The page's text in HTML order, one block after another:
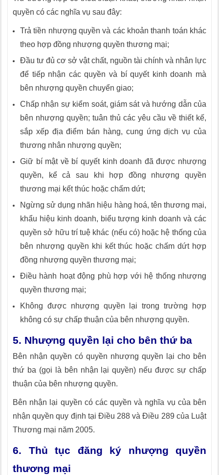
quyền có các nghĩa vụ sau đây:
Trả tiền nhượng quyền và các khoản thanh toán khác
theo hợp đồng nhượng quyền thương mại;
Đầu tư đủ cơ sở vật chất, nguồn tài chính và nhân lực
để tiếp nhận các quyền và bí quyết kinh doanh mà
bên nhượng quyền chuyển giao;
Chấp nhận sự kiểm soát, giám sát và hướng dẫn của
bên nhượng quyền; tuân thủ các yêu cầu về thiết kế,
sắp xếp địa điểm bán hàng, cung ứng dịch vụ của
thương nhân nhượng quyền;
Giữ bí mật về bí quyết kinh doanh đã được nhượng
quyền, kể cả sau khi hợp đồng nhượng quyền
thương mại kết thúc hoặc chấm dứt;
Ngừng sử dụng nhãn hiệu hàng hoá, tên thương mại,
khẩu hiệu kinh doanh, biểu tượng kinh doanh và các
quyền sở hữu trí tuệ khác (nếu có) hoặc hệ thống của
bên nhượng quyền khi kết thúc hoặc chấm dứt hợp
đồng nhượng quyền thương mại;
Điều hành hoạt động phù hợp với hệ thống nhượng
quyền thương mại;
Không được nhượng quyền lại trong trường hợp
không có sự chấp thuận của bên nhượng quyền.
5. Nhượng quyền lại cho bên thứ ba
Bên nhận quyền có quyền nhượng quyền lại cho bên
thứ ba (gọi là bên nhận lại quyền) nếu được sự chấp
thuận của bên nhượng quyền.
Bên nhận lại quyền có các quyền và nghĩa vụ của bên
nhận quyền quy định tại Điều 288 và Điều 289 của Luật
Thương mại năm 2005.
6. Thủ tục đăng ký nhượng quyền
thương mại